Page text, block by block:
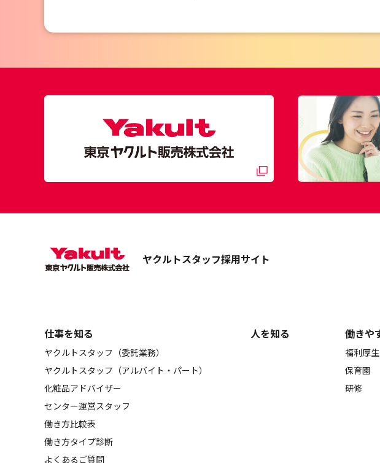
ヤクルトスタッフ採用サイト
仕事を知る
ヤクルトスタッフ（委託業務）
ヤクルトスタッフ（アルバイト・パート）
化粧品アドバイザー
センター運営スタッフ
働き方比較表
働き方タイプ診断
よくあるご質問
人を知る 働きや
福利厚
保育園
研修